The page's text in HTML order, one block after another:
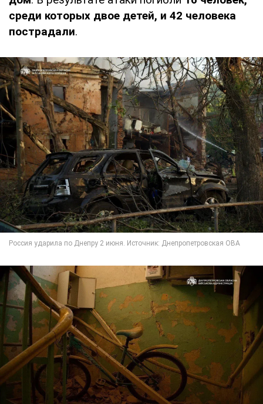
среди которых двое детей, и 42 человека
пострадали.